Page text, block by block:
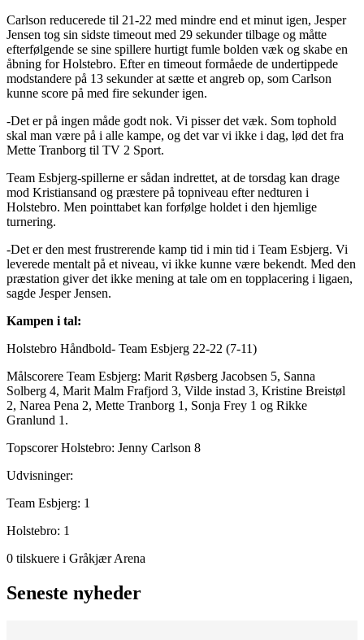
Carlson reducerede til 21-22 med mindre end et minut igen, Jesper
Jensen tog sin sidste timeout med 29 sekunder tilbage og måtte
efterfølgende se sine spillere hurtigt fumle bolden væk og skabe en
åbning for Holstebro. Efter en timeout formåede de undertippede
modstandere på 13 sekunder at sætte et angreb op, som Carlson
kunne score på med fire sekunder igen.
-Det er på ingen måde godt nok. Vi pisser det væk. Som tophold
skal man være på i alle kampe, og det var vi ikke i dag, lød det fra
Mette Tranborg til TV 2 Sport.
Team Esbjerg-spillerne er sådan indrettet, at de torsdag kan drage
mod Kristiansand og præstere på topniveau efter nedturen i
Holstebro. Men pointtabet kan forfølge holdet i den hjemlige
turnering.
-Det er den mest frustrerende kamp tid i min tid i Team Esbjerg. Vi
leverede mentalt på et niveau, vi ikke kunne være bekendt. Med den
præstation giver det ikke mening at tale om en topplacering i ligaen,
sagde Jesper Jensen.
Kampen i tal:
Holstebro Håndbold- Team Esbjerg 22-22 (7-11)
Målscorere Team Esbjerg: Marit Røsberg Jacobsen 5, Sanna
Solberg 4, Marit Malm Frafjord 3, Vilde instad 3, Kristine Breistøl
2, Narea Pena 2, Mette Tranborg 1, Sonja Frey 1 og Rikke
Granlund 1.
Topscorer Holstebro: Jenny Carlson 8
Udvisninger:
Team Esbjerg: 1
Holstebro: 1
0 tilskuere i Gråkjær Arena
Seneste nyheder